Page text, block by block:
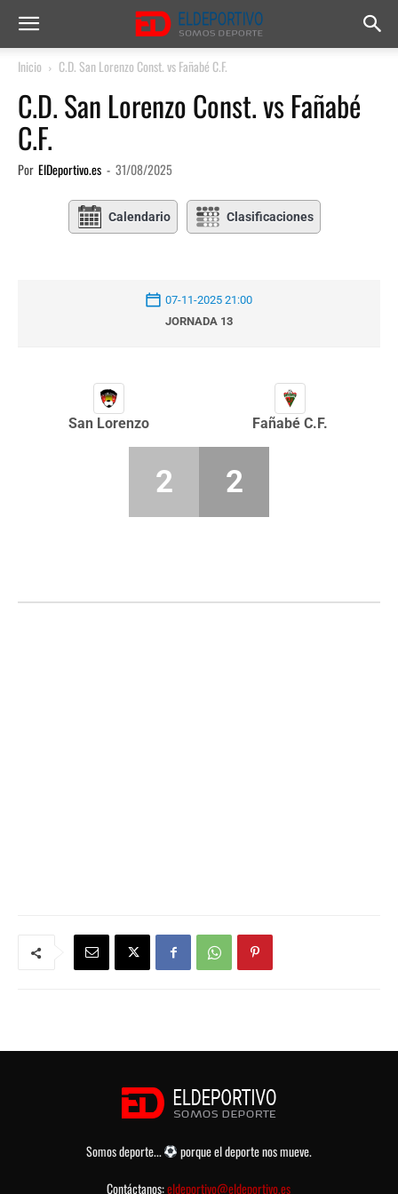
Inicio C.D. San Lorenzo Const. vs Fañabé C.F.
C.D. San Lorenzo Const. vs Fañabé
C.F.
Por ElDeportivo.es - 31/08/2025
Calendario Clasificaciones
07-11-2025 21:00
JORNADA 13
San Lorenzo Fañabé C.F.
2 2
Somos deporte...
porque el deporte nos mueve.
Contáctanos:eldeportivo@eldeportivo.es